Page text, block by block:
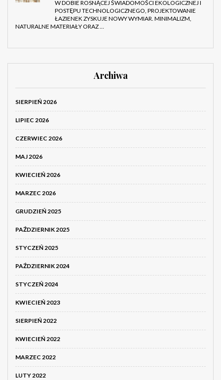
W DOBIE ROSNĄCEJ ŚWIADOMOŚCI EKOLOGICZNEJ I
POSTĘPU TECHNOLOGICZNEGO, PROJEKTOWANIE
ŁAZIENEK ZYSKUJE NOWY WYMIAR. MINIMALIZM,
NATURALNE MATERIAŁY ORAZ …
Archiwa
SIERPIEŃ 2026
LIPIEC 2026
CZERWIEC 2026
MAJ 2026
KWIECIEŃ 2026
MARZEC 2026
GRUDZIEŃ 2025
PAŹDZIERNIK 2025
STYCZEŃ 2025
PAŹDZIERNIK 2024
STYCZEŃ 2024
KWIECIEŃ 2023
SIERPIEŃ 2022
KWIECIEŃ 2022
MARZEC 2022
LUTY 2022